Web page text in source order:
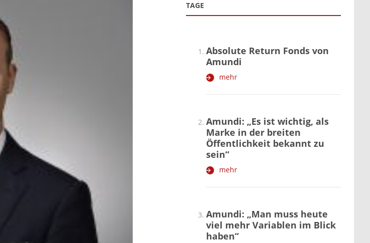
TAGE
Absolute Return Fonds von
Amundi
mehr
Amundi: „Es ist wichtig, als
Marke in der breiten
Öffentlichkeit bekannt zu
sein“
mehr
Amundi: „Man muss heute
viel mehr Variablen im Blick
haben“